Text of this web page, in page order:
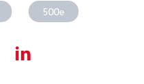
500e